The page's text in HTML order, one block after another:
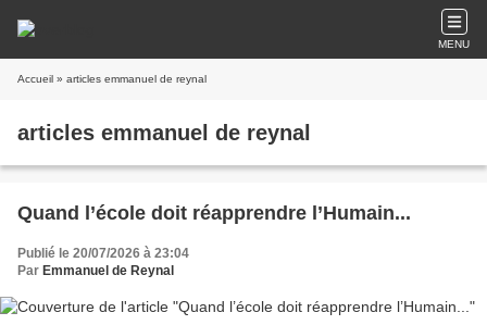
MENU
Accueil » articles emmanuel de reynal
articles emmanuel de reynal
Quand l’école doit réapprendre l’Humain...
Publié le 20/07/2026 à 23:04
Par Emmanuel de Reynal